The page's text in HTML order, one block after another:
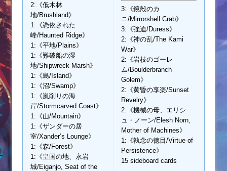
2:《低木林
地/Brushland》
1:《憑依された
峰/Haunted Ridge》
1:《平地/Plains》
1:《難破船の湿
地/Shipwreck Marsh》
1:《島/Island》
1:《沼/Swamp》
1:《嵐削りの海
岸/Stormcarved Coast》
1:《山/Mountain》
1:《ザンダーの居
室/Xander’s Lounge》
1:《森/Forest》
1:《皇国の地、永岩
城/Eiganjo, Seat of the
3:《鏡殻のカ
ニ/Mirrorshell Crab》
3:《強迫/Duress》
2:《神の乱/The Kami
War》
2:《岩枝のゴーレ
ム/Boulderbranch
Golem》
2:《黄昏の享楽/Sunset
Revelry》
2:《機械の母、エリシ
ュ・ノーン/Elesh Norn,
Mother of Machines》
1:《執念の徳目/Virtue of
Persistence》
15 sideboard cards